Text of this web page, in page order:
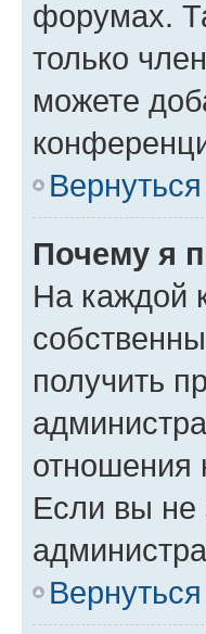
форумах.
только
можете
Почему я
На каждой
получить
отношения
Если вы не